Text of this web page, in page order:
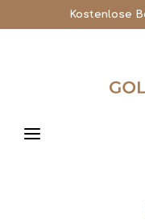
Kostenlose